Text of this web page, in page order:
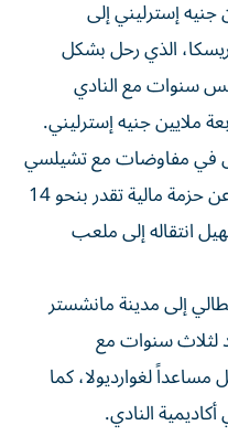
دفع سيتي 17 مليون جنيه إسترليني إلى
الذي رحل بشكل
سنوات مع النادي
ملايين جنيه إسترليني.
في مفاوضات مع تشيلسي
بشأن مستحقاته المتبقية، متنازلاً عن حزمة مالية تقدر بنحو 14
انتقاله إلى ملعب
إلى مدينة مانشستر
لثلاث سنوات مع
لغوارديولا، كما
النادي.